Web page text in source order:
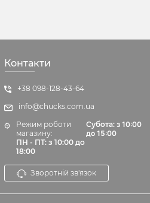
Контакти
+38 098-128-43-64
info@chucks.com.ua
Режим роботи
магазину:
ПН - ПТ: з 10:00 до
18:00
Субота:з 10:00
до 15:00
Зворотній зв'язок